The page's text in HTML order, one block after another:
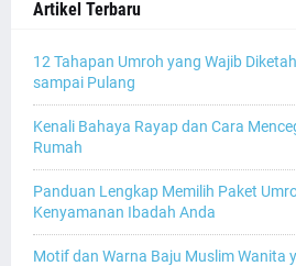
Artikel Terbaru
12 Tahapan Umroh yang Wajib
sampai Pulang
Kenali Bahaya Rayap dan Cara
Rumah
Panduan Lengkap Memilih Paket
Kenyamanan Ibadah Anda
Motif dan Warna Baju Muslim Wanita